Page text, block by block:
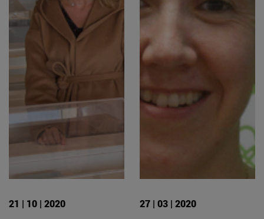
21 | 10 | 2020 27 | 03 | 2020